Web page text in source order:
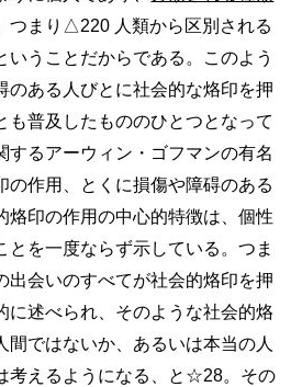
つまり△220 人類から区別される
いうことだからである。このよう
のある人びとに社会的な烙印を押
も普及したもののひとつとなって
するアーウィン・ゴフマンの有名
の作用、とくに損傷や障碍のある
烙印の作用の中心的特徴は、個性
とを一度ならず示している。つま
出会いのすべてが社会的烙印を押
に述べられ、そのような社会的烙
間ではないか、あるいは本当の人
考えるようになる、と☆28。その